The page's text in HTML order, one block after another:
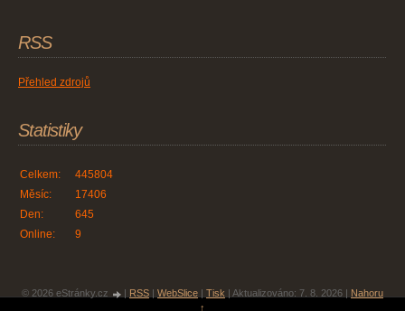
RSS
Přehled zdrojů
Statistiky
Online: 9
Celkem:
445804
Měsíc:
17406
Den:
645
© 2026 eStránky.cz RSS WebSlice Tisk Aktualizováno: 7. 8. 2026
Nahoru
↑